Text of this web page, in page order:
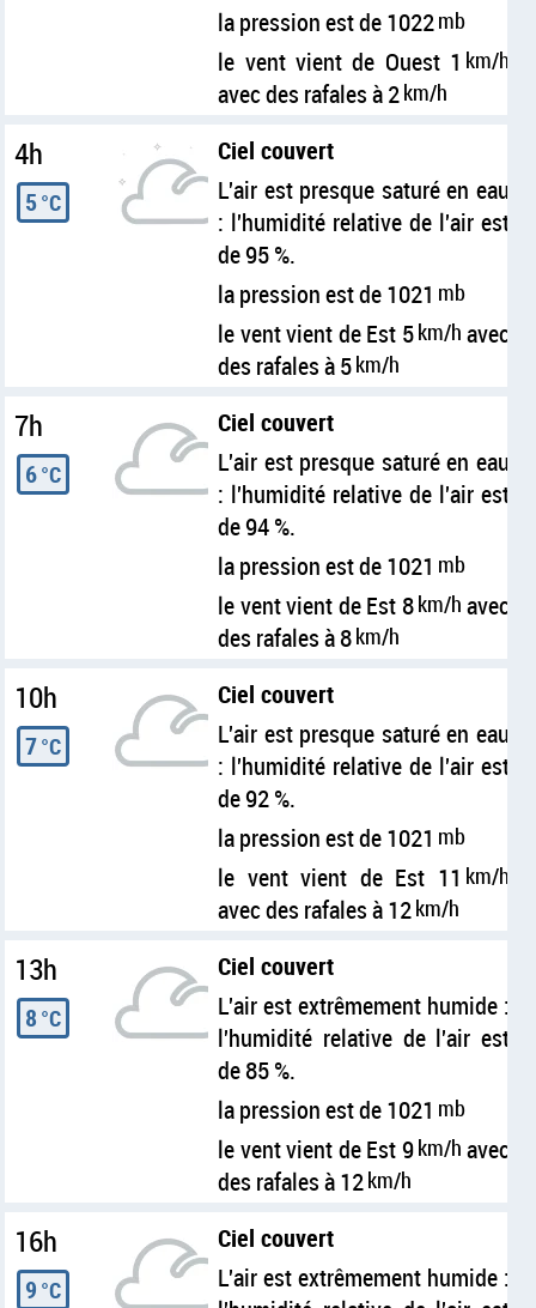
la pression est de 1022mb
le vent vient de Ouest 1 km/h
avec des rafales à 2km/h
4h
5°C
Ciel couvert
L'air est presque saturé en eau
: l'humidité relative de l'air est
de 95 %.
la pression est de 1021 mb
le vent vient de Est 5km/h avec
des rafales à 5km/h
7h
6°C
Ciel couvert
L'air est presque saturé en eau
: l'humidité relative de l'air est
de 94 %.
la pression est de 1021 mb
le vent vient de Est 8km/h avec
des rafales à 8km/h
10h
7°C
Ciel couvert
L'air est presque saturé en eau
: l'humidité relative de l'air est
de 92 %.
la pression est de 1021 mb
le vent vient de Est 11 km/h
avec des rafales à 12km/h
13h
8 °C
Ciel couvert
L'air est extrêmement humide :
l'humidité relative de l'air est
de 85 %.
la pression est de 1021 mb
le vent vient de Est 9km/h avec
des rafales à 12km/h
16h
9 °C
Ciel couvert
L'air est extrêmement humide :